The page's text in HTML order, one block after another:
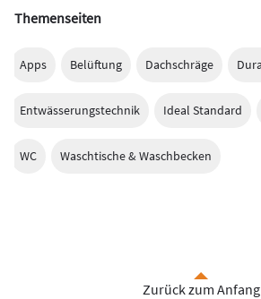
Themenseiten
Apps Belüftung Dachschräge
Entwässerungstechnik Ideal Standard
WC Waschtische & Waschbecken
Zurück zum Anfang